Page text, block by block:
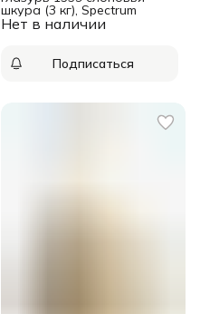
Нет в наличии
шкура (3 кг), Spectrum
Подписаться